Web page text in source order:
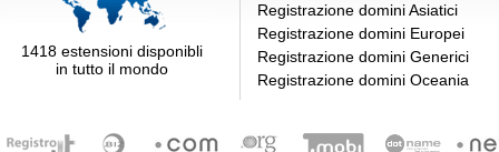
1418 estensioni disponibli
in tutto il mondo
Registrazione domini Asiatici
Registrazione domini Europei
Registrazione domini Generici
Registrazione domini Oceania